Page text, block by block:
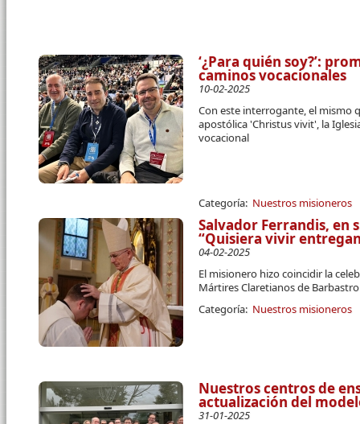
‘¿Para quién soy?’:
caminos vocacionales
10-02-2025
Con este interrogante, el mismo
apostólica 'Christus vivit', la
vocacional
Categoría: Nuestros misioneros
Salvador Ferrandis, en
“Quisiera vivir
04-02-2025
El misionero hizo coincidir la
Mártires Claretianos de Barbastro
Categoría: Nuestros misioneros
Nuestros centros de
actualización del
31-01-2025